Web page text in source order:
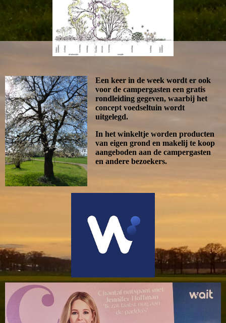
Een keer in de week wordt er ook
voor de campergasten een gratis
rondleiding gegeven, waarbij het
concept voedseltuin wordt
uitgelegd.
In het winkeltje worden producten
van eigen grond en makelij te koop
aangeboden aan de campergasten
en andere bezoekers.